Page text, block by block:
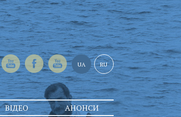
UA RU
ВІДЕО АНОНСИ